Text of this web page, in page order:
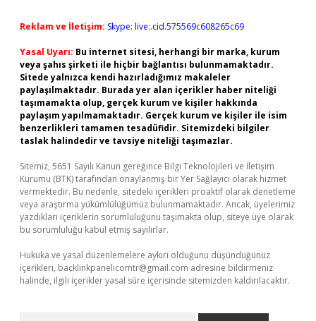
Reklam ve İletişim: Skype: live:.cid.575569c608265c69
Yasal Uyarı: Bu internet sitesi, herhangi bir marka, kurum
veya şahıs şirketi ile hiçbir bağlantısı bulunmamaktadır.
Sitede yalnızca kendi hazırladığımız makaleler
paylaşılmaktadır. Burada yer alan içerikler haber niteliği
taşımamakta olup, gerçek kurum ve kişiler hakkında
paylaşım yapılmamaktadır. Gerçek kurum ve kişiler ile isim
benzerlikleri tamamen tesadüfidir. Sitemizdeki bilgiler
taslak halindedir ve tavsiye niteliği taşımazlar.
Sitemiz, 5651 Sayılı Kanun gereğince Bilgi Teknolojileri ve İletişim
Kurumu (BTK) tarafından onaylanmış bir Yer Sağlayıcı olarak hizmet
vermektedir. Bu nedenle, sitedeki içerikleri proaktif olarak denetleme
veya araştırma yükümlülüğümüz bulunmamaktadır. Ancak, üyelerimiz
yazdıkları içeriklerin sorumluluğunu taşımakta olup, siteye üye olarak
bu sorumluluğu kabul etmiş sayılırlar.
Hukuka ve yasal düzenlemelere aykırı olduğunu düşündüğünüz
içerikleri, backlinkpanelicomtr@gmail.com adresine bildirmeniz
halinde, ilgili içerikler yasal süre içerisinde sitemizden kaldırılacaktır.